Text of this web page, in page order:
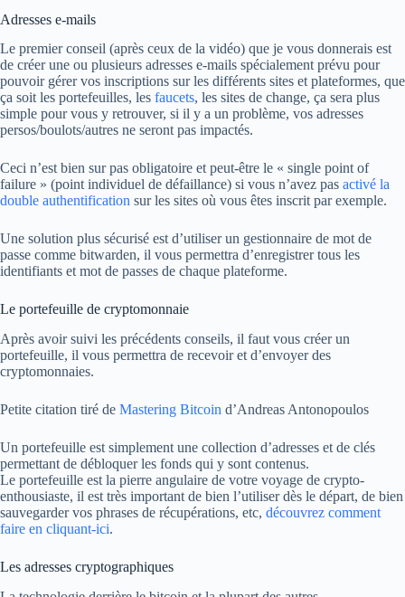
Adresses e-mails
Le premier conseil (après ceux de la vidéo) que je vous donnerais est
de créer une ou plusieurs adresses e-mails spécialement prévu pour
pouvoir gérer vos inscriptions sur les différents sites et plateformes, que
ça soit les portefeuilles, les faucets, les sites de change, ça sera plus
simple pour vous y retrouver, si il y a un problème, vos adresses
persos/boulots/autres ne seront pas impactés.
Ceci n’est bien sur pas obligatoire et peut-être le « single point of
failure » (point individuel de défaillance) si vous n’avez pas activé la
double authentification sur les sites où vous êtes inscrit par exemple.
Une solution plus sécurisé est d’utiliser un gestionnaire de mot de
passe comme bitwarden, il vous permettra d’enregistrer tous les
identifiants et mot de passes de chaque plateforme.
Le portefeuille de cryptomonnaie
Après avoir suivi les précédents conseils, il faut vous créer un
portefeuille, il vous permettra de recevoir et d’envoyer des
cryptomonnaies.
Petite citation tiré de Mastering Bitcoin d’Andreas Antonopoulos
Un portefeuille est simplement une collection d’adresses et de clés
permettant de débloquer les fonds qui y sont contenus.
Le portefeuille est la pierre angulaire de votre voyage de crypto-
enthousiaste, il est très important de bien l’utiliser dès le départ, de bien
sauvegarder vos phrases de récupérations, etc, découvrez comment
faire en cliquant-ici.
Les adresses cryptographiques